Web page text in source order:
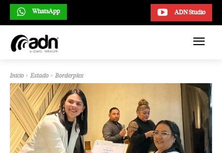
ADN Studio
WhatsApp
Inicio Estado Borderplex